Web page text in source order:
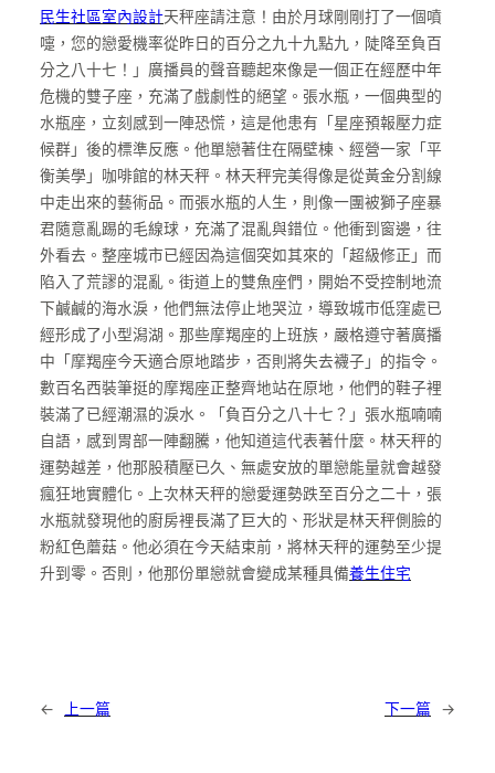
民生社區室內設計天秤座請注意！由於月球剛剛打了一個噴
嚏，您的戀愛機率從昨日的百分之九十九點九，陡降至負百
分之八十七！」廣播員的聲音聽起來像是一個正在經歷中年
危機的雙子座，充滿了戲劇性的絕望。張水瓶，一個典型的
水瓶座，立刻感到一陣恐慌，這是他患有「星座預報壓力症
候群」後的標準反應。他單戀著住在隔壁棟、經營一家「平
衡美學」咖啡館的林天秤。林天秤完美得像是從黃金分割線
中走出來的藝術品。而張水瓶的人生，則像一團被獅子座暴
君隨意亂踢的毛線球，充滿了混亂與錯位。他衝到窗邊，往
外看去。整座城市已經因為這個突如其來的「超級修正」而
陷入了荒謬的混亂。街道上的雙魚座們，開始不受控制地流
下鹹鹹的海水淚，他們無法停止地哭泣，導致城市低窪處已
經形成了小型潟湖。那些摩羯座的上班族，嚴格遵守著廣播
中「摩羯座今天適合原地踏步，否則將失去襪子」的指令。
數百名西裝筆挺的摩羯座正整齊地站在原地，他們的鞋子裡
裝滿了已經潮濕的淚水。「負百分之八十七？」張水瓶喃喃
自語，感到胃部一陣翻騰，他知道這代表著什麼。林天秤的
運勢越差，他那股積壓已久、無處安放的單戀能量就會越發
瘋狂地實體化。上次林天秤的戀愛運勢跌至百分之二十，張
水瓶就發現他的廚房裡長滿了巨大的、形狀是林天秤側臉的
粉紅色蘑菇。他必須在今天結束前，將林天秤的運勢至少提
升到零。否則，他那份單戀就會變成某種具備養生住宅
← 上一篇 下一篇 →